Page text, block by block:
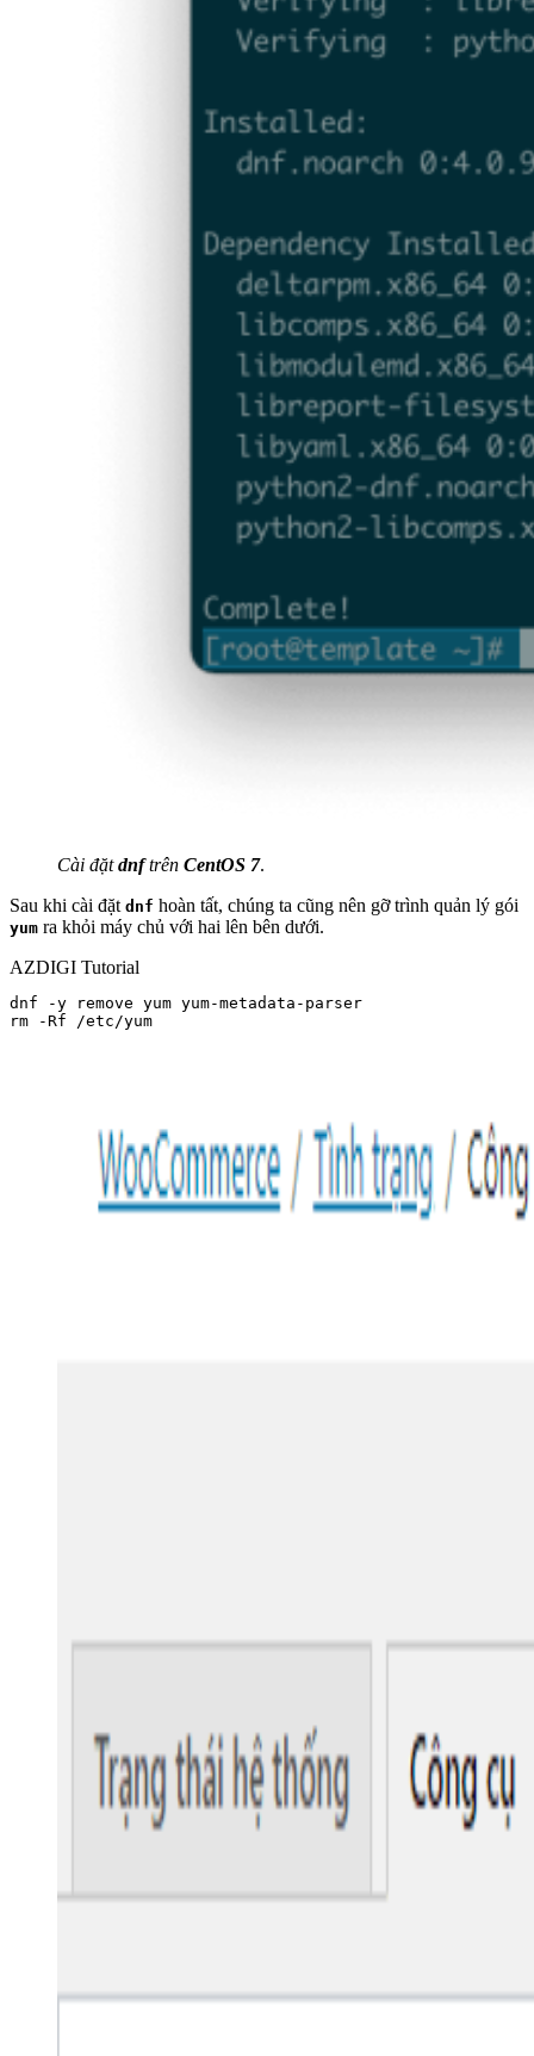
Cài đặtdnftrên CentOS 7.
Sau khi cài đặt dnf hoàn tất, chúng ta cũng nên gỡ trình quản lý gói
yum ra khỏi máy chủ với hai lên bên dưới.
AZDIGI Tutorial
dnf -y remove yum yum-metadata-parser
rm -Rf /etc/yum